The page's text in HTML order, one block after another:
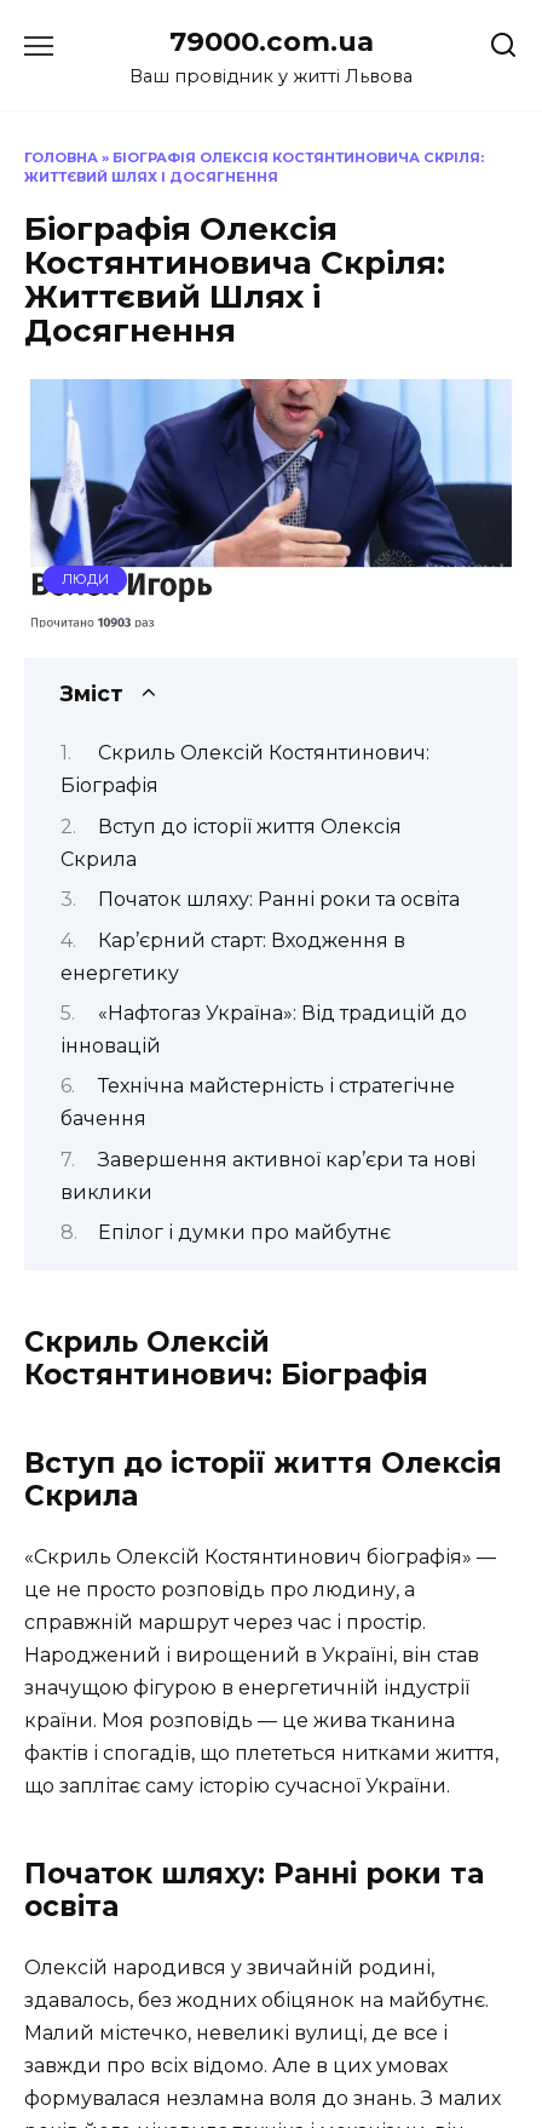
до
79000.com.ua
Ваш провідник у житті Львова
ГОЛОВНА » БІОГРАФІЯ ОЛЕКСІЯ КОСТЯНТИНОВИЧА СКРІЛЯ:
ЖИТТЄВИЙ ШЛЯХ І ДОСЯГНЕННЯ
Біографія Олексія
Костянтиновича Скріля:
Життєвий Шлях і
Досягнення
ЛЮДИ
Зміст
Скриль Олексій Костянтинович:
Біографія
Вступ до історії життя Олексія
Скрила
Початок шляху: Ранні роки та освіта
Кар’єрний старт: Входження в
енергетику
«Нафтогаз Україна»: Від традицій до
інновацій
Технічна майстерність і стратегічне
бачення
Завершення активної кар’єри та нові
виклики
Епілог і думки про майбутнє
Скриль Олексій
Костянтинович: Біографія
Вступ до історії життя Олексія
Скрила
«Скриль Олексій Костянтинович біографія» —
це не просто розповідь про людину, а
справжній маршрут через час і простір.
Народжений і вирощений в Україні, він став
значущою фігурою в енергетичній індустрії
країни. Моя розповідь — це жива тканина
фактів і спогадів, що плететься нитками життя,
що заплітає саму історію сучасної України.
Початок шляху: Ранні роки та
освіта
Олексій народився у звичайній родині,
здавалось, без жодних обіцянок на майбутнє.
Малий містечко, невеликі вулиці, де все і
завжди про всіх відомо. Але в цих умовах
формувалася незламна воля до знань. З малих